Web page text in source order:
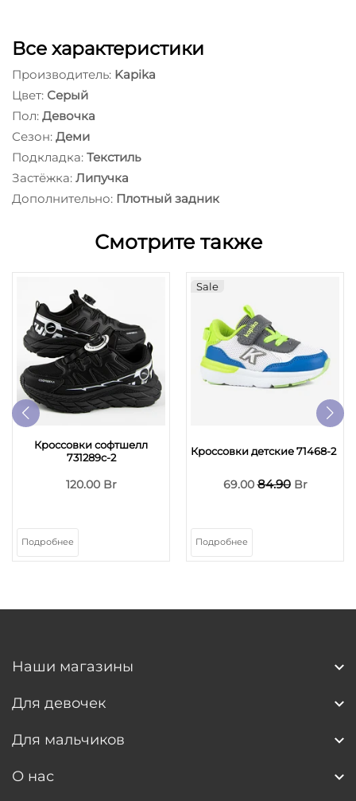
Все характеристики
Производитель: Kapika
Цвет: Серый
Пол: Девочка
Сезон: Деми
Подкладка: Текстиль
Застёжка: Липучка
Дополнительно: Плотный задник
Смотрите также
Кроссовки софтшелл
731289c-2
120.00 Br
Подробнее
Sale
Кроссовки детские 71468-2
69.0084.90Br
Подробнее
Наши магазины
Для девочек
Для мальчиков
О нас